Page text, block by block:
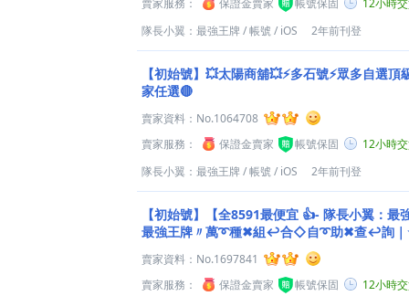
賣家服務： 保證金賣家 帳號保固
12小時
隊長小翼：最強王牌/帳號/ iOS 2年前刊登
【初始號】💥太陽商舖💥⚡多石號⚡眾多自選
家任選🔴
賣家資料： No.1064708
賣家服務：
保證金賣家 帳號保固
12小時
隊長小翼：最強王牌/帳號/ iOS 2年前刊登
【初始號】【全8591最便宜 👍- 隊長小翼：最
最強王牌〃萬➰種✖組↩合◇自➰助✖查↩詢｜
賣家資料： No.1697841
賣家服務：
保證金賣家 帳號保固
12小時